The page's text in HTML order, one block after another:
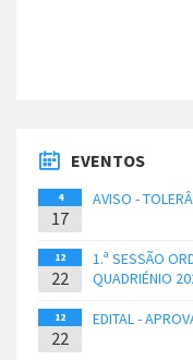
EVENTOS
4
17
AVISO -
12
22
1.ª SESSÃO
QUADRIÉNIO
12
22
EDITAL -